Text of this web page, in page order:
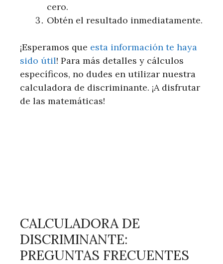
cero.
Obtén el resultado inmediatamente.
¡Esperamos que esta información te haya
sido útil! Para más detalles y cálculos
específicos, no dudes en utilizar nuestra
calculadora de discriminante. ¡A disfrutar
de las matemáticas!
CALCULADORA DE
DISCRIMINANTE:
PREGUNTAS FRECUENTES